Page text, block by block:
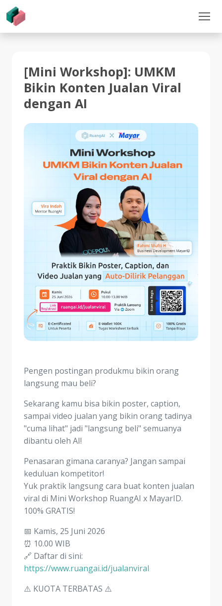
[Mini Workshop]: UMKM
Bikin Konten Jualan Viral
dengan AI
Pengen postingan produkmu bikin orang
langsung mau beli?
Sekarang kamu bisa bikin poster, caption,
sampai video jualan yang bikin orang tadinya
"cuma lihat" jadi "langsung beli" semuanya
dibantu oleh AI!
Penasaran gimana caranya? Jangan sampai
keduluan kompetitor!
Yuk praktik langsung cara buat konten jualan
viral di Mini Workshop RuangAI x MayarID.
100% GRATIS!
📅 Kamis, 25 Juni 2026
⏰ 10.00 WIB
🔗 Daftar di sini:
https://www.ruangai.id/jualanviral
⚠️ KUOTA TERBATAS ⚠️